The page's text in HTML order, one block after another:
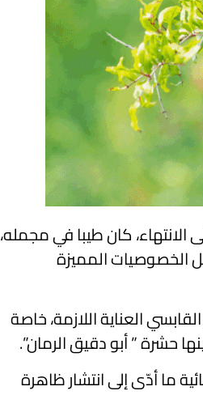
كان طيبا في مجمله،
بفضل الخصوصيات المميزة
العناية اللازمة، خاصة
حشرة ” أبو دقيق الرمان”.
ما أدّى إلى انتشار ظاهرة